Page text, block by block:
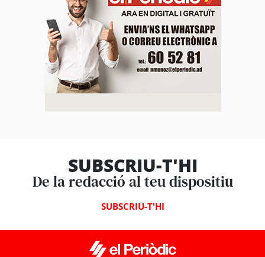
SUBSCRIU-T'HI
De la redacció al teu dispositiu
SUBSCRIU-T'HI